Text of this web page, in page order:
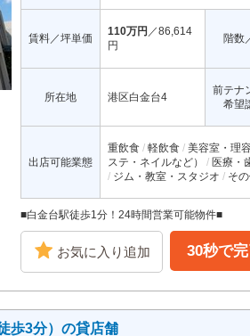
賃料／坪単価
110万円 ／86,614
円
階数
所在地 港区白金台4
前テナ
希望
出店可能業態
重飲食 軽飲食 美容室・理
ステ・ネイルなど）
医療・
ジム・教室・スタジオ
そ
■白金台駅徒歩1分！24時間営業可能物件■
お気に入り追加 30秒で
歩3分）の貸店舗